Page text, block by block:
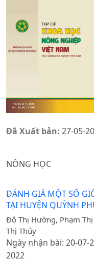
Đã Xuất bản: 27-05-
NÔNG HỌC
ĐÁNH GIÁ MỘT SỐ
TẠI HUYỆN QUỲNH
Đỗ Thị Hường, Phạm
Thị Thủy
Ngày nhận bài: 20-07-
2022